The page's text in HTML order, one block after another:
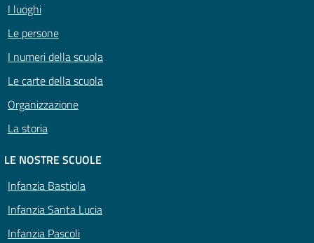
I luoghi
Le persone
I numeri della scuola
Le carte della scuola
Organizzazione
La storia
LE NOSTRE SCUOLE
Infanzia Bastiola
Infanzia Santa Lucia
Infanzia Pascoli